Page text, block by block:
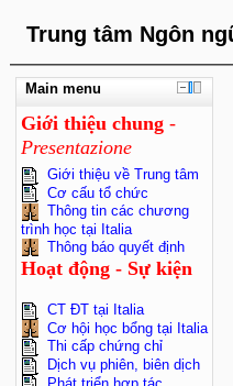
Trung tâm Ngôn
Main menu
Giới thiệu chung -
Presentazione
Giới thiệu về Trung tâm
Cơ cấu tổ chức
Thông tin các chương
trình học tại Italia
Thông báo quyết định
Hoạt động - Sự kiện
CT ĐT tại Italia
Cơ hội học bổng tại Italia
Thi cấp chứng chỉ
Dịch vụ phiên, biên dịch
Phát triển hợp tác